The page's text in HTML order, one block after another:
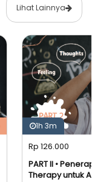
Lihat Lainnya
1h 3m
Rp 126.000
PART II •
Therapy untuk